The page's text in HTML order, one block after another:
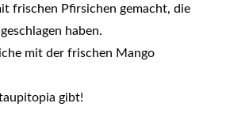
frischen Pfirsichen gemacht, die
haben.
mit der frischen Mango
gibt!